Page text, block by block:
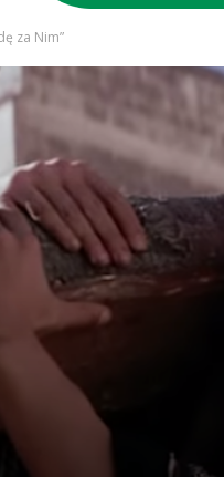
za Nim”